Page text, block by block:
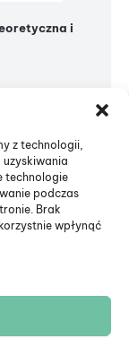
z technologii,
technologie
podczas
Brak
wpłynąć
i